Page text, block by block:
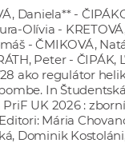
Daniela** -
Olívia -
- ČMIKOVÁ,
Peter - ČIPÁK,
ako regulátor
In
UK 2026 :
Mária
Dominik